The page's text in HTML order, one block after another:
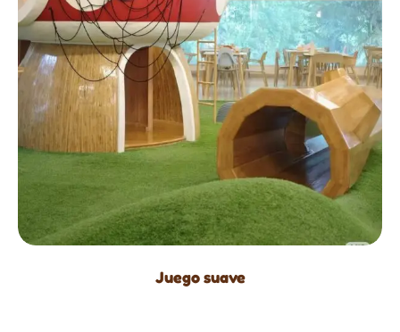
Juego suave